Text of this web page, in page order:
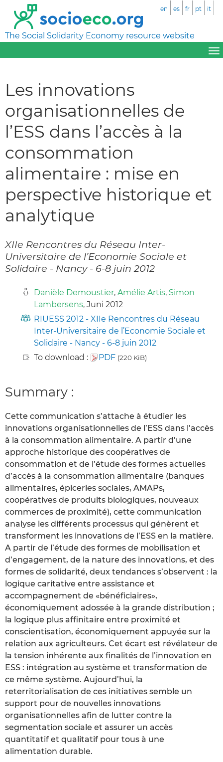
The Social Solidarity Economy resource website
en es fr pt it
Les innovations
organisationnelles de
l’ESS dans l’accès à la
consommation
alimentaire : mise en
perspective historique et
analytique
XIIe Rencontres du Réseau Inter-
Universitaire de l’Economie Sociale et
Solidaire - Nancy - 6-8 juin 2012
Danièle Demoustier, Amélie Artis, Simon
Lambersens, Juni 2012
RIUESS 2012 - XIIe Rencontres du Réseau
Inter-Universitaire de l’Economie Sociale et
Solidaire - Nancy - 6-8 juin 2012
To download :
PDF (220 KiB)
Summary :
Cette communication s’attache à étudier les
innovations organisationnelles de l’ESS dans l’accès
à la consommation alimentaire. A partir d’une
approche historique des coopératives de
consommation et de l’étude des formes actuelles
d’accès à la consommation alimentaire (banques
alimentaires, épiceries sociales, AMAPs,
coopératives de produits biologiques, nouveaux
commerces de proximité), cette communication
analyse les différents processus qui génèrent et
transforment les innovations de l’ESS en la matière.
A partir de l’étude des formes de mobilisation et
d’engagement, de la nature des innovations, et des
formes de solidarité, deux tendances s’observent : la
logique caritative entre assistance et
accompagnement de «bénéficiaires»,
économiquement adossée à la grande distribution ;
la logique plus affinitaire entre proximité et
conscientisation, économiquement appuyée sur la
relation aux agriculteurs. Cet écart est révélateur de
la tension inhérente aux finalités de l’innovation en
ESS : intégration au système et transformation de
ce même système. Aujourd’hui, la
reterritorialisation de ces initiatives semble un
support pour de nouvelles innovations
organisationnelles afin de lutter contre la
segmentation sociale et assurer un accès
quantitatif et qualitatif pour tous à une
alimentation durable.